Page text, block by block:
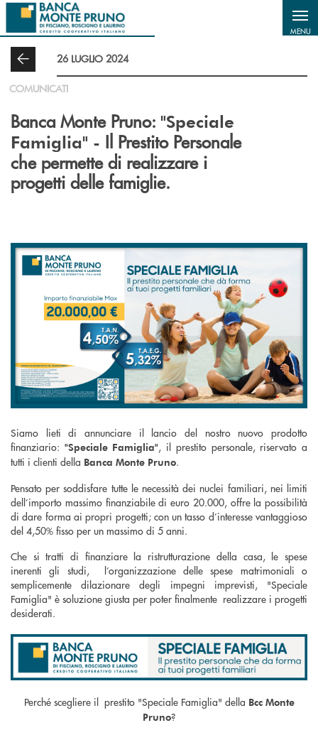
Salta al contenuto principale
MENU
26 LUGLIO 2024
COMUNICATI
Banca Monte Pruno: "Speciale
Famiglia" - Il Prestito Personale
che permette di realizzare i
progetti delle famiglie.
Siamo lieti di annunciare il lancio del nostro nuovo prodotto
finanziario: "Speciale Famiglia", il prestito personale, riservato a
tutti i clienti della Banca Monte Pruno.
Pensato per soddisfare tutte le necessità dei nuclei familiari, nei limiti
dell’importo massimo finanziabile di euro 20.000, offre la possibilità
di dare forma ai propri progetti; con un tasso d’interesse vantaggioso
del 4,50% fisso per un massimo di 5 anni.
Che si tratti di finanziare la ristrutturazione della casa, le spese
inerenti gli studi, l’organizzazione delle spese matrimoniali o
semplicemente dilazionare degli impegni imprevisti, "Speciale
Famiglia" è soluzione giusta per poter finalmente realizzare i progetti
desiderati.
Perché scegliere il prestito "Speciale Famiglia" della Bcc Monte
Pruno?